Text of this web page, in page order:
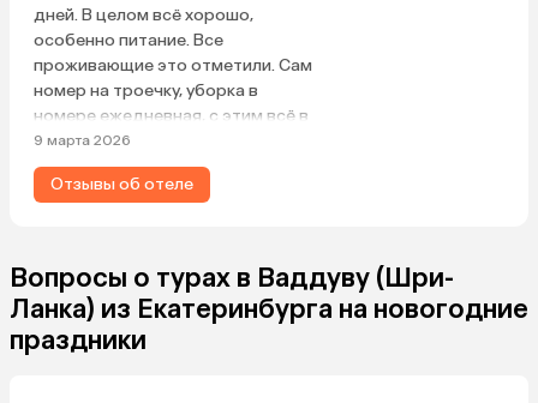
дней. В целом всё хорошо,
особенно питание. Все
проживающие это отметили. Сам
номер на троечку, уборка в
номере ежедневная, с этим всё в
порядке, просто номер уже
требует обновления. В бассейне
пару раз купалась, но он на мой
выход к океану через калитку. Душ
с пресной водой имеется. Океан в
это время года: конец февраля —
начало марта с волнами, но я
9 марта 2026
Отзывы об отеле
Вопросы о турах в Ваддуву (Шри-
Ланка) из Екатеринбурга на новогодние
праздники